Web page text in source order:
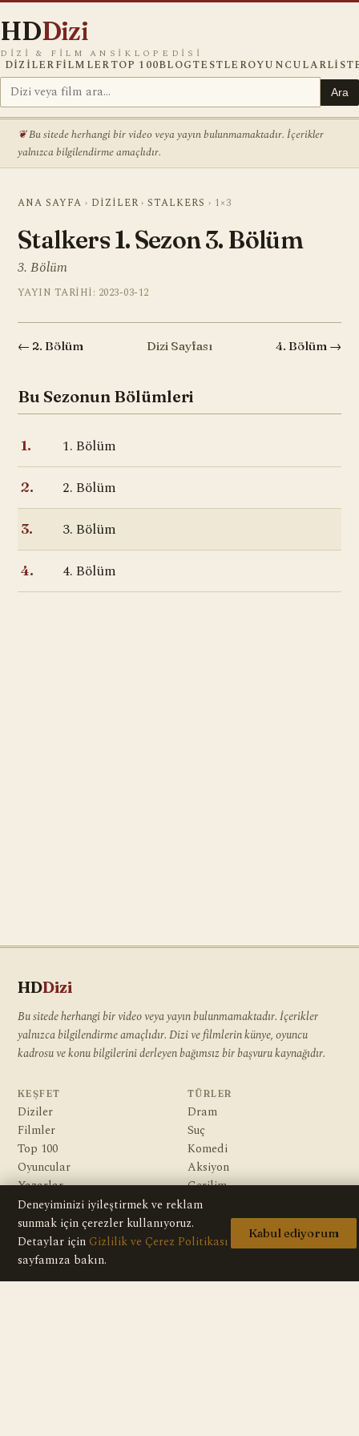
HDDizi
DIZI & FILM ANSIKLOPEDISI
DIZILERFILMLERTOP 100BLOGTESTLEROYUNCULAR
Ara
Bu sitede herhangi bir video veya yayın bulunmamaktadır. İçerikler
yalnızca bilgilendirme amaçlıdır.
ANA SAYFA › DIZILER › STALKERS › 1×3
Stalkers 1. Sezon 3. Bölüm
3. Bölüm
YAYIN TARIHI: 2023-03-12
← 2. Bölüm Dizi Sayfası 4. Bölüm →
Bu Sezonun Bölümleri
1. 1. Bölüm
2. 2. Bölüm
3. 3. Bölüm
4. 4. Bölüm
HDDizi
Bu sitede herhangi bir video veya yayın bulunmamaktadır. İçerikler
yalnızca bilgilendirme amaçlıdır. Dizi ve filmlerin künye, oyuncu
kadrosu ve konu bilgilerini derleyen bağımsız bir başvuru kaynağıdır.
KEŞFET
Diziler
Filmler
Top 100
Oyuncular
Yazarlar
TÜRLER
Dram
Suç
Komedi
Aksiyon
Gerilim
Gizem
Macera
Bilim Kurgu & Fantazi
Deneyiminizi iyileştirmek ve reklam
sunmak için çerezler kullanıyoruz.
Detaylar için Gizlilik ve Çerez Politikası
sayfamıza bakın.
Kabul ediyorum